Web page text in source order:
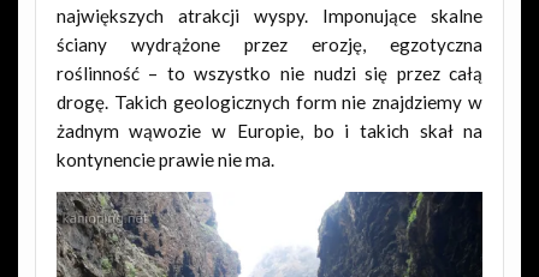
największych atrakcji wyspy. Imponujące skalne
ściany wydrążone przez erozję, egzotyczna
roślinność – to wszystko nie nudzi się przez całą
drogę. Takich geologicznych form nie znajdziemy w
żadnym wąwozie w Europie, bo i takich skał na
kontynencie prawie nie ma.